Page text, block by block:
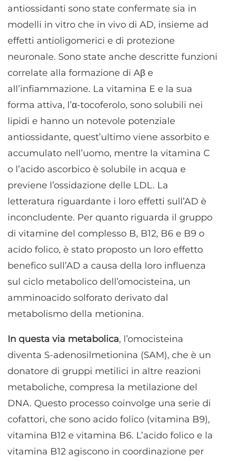
antiossidanti sono state confermate sia in
modelli in vitro che in vivo di AD, insieme ad
effetti antioligomerici e di protezione
neuronale. Sono state anche descritte funzioni
correlate alla formazione di Aβ e
all’infiammazione. La vitamina E e la sua
forma attiva, l’α-tocoferolo, sono solubili nei
lipidi e hanno un notevole potenziale
antiossidante, quest’ultimo viene assorbito e
accumulato nell’uomo, mentre la vitamina C
o l’acido ascorbico è solubile in acqua e
previene l’ossidazione delle LDL. La
letteratura riguardante i loro effetti sull’AD è
inconcludente. Per quanto riguarda il gruppo
di vitamine del complesso B, B12, B6 e B9 o
acido folico, è stato proposto un loro effetto
benefico sull’AD a causa della loro influenza
sul ciclo metabolico dell’omocisteina, un
amminoacido solforato derivato dal
metabolismo della metionina.
In questa via metabolica, l’omocisteina
diventa S-adenosilmetionina (SAM), che è un
donatore di gruppi metilici in altre reazioni
metaboliche, compresa la metilazione del
DNA. Questo processo coinvolge una serie di
cofattori, che sono acido folico (vitamina B9),
vitamina B12 e vitamina B6. L’acido folico e la
vitamina B12 agiscono in coordinazione per